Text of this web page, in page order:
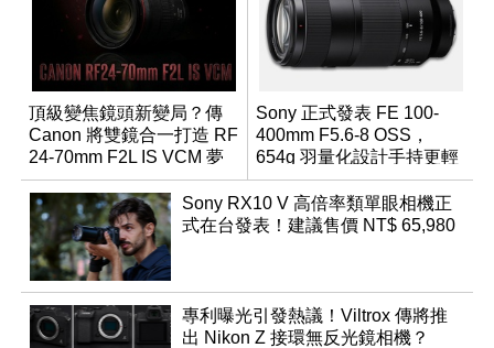
頂級變焦鏡頭新變局？傳
Canon 將雙鏡合一打造 RF
24-70mm F2L IS VCM 夢
幻規格
Sony 正式發表 FE 100-
400mm F5.6-8 OSS，
654g 羽量化設計手持更輕
鬆
Sony RX10 V 高倍率類單眼相機正
式在台發表！建議售價 NT$ 65,980
專利曝光引發熱議！Viltrox 傳將推
出 Nikon Z 接環無反光鏡相機？